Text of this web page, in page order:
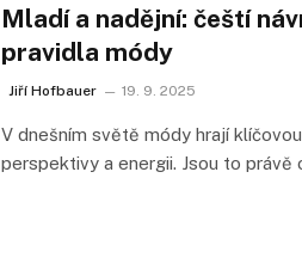
Mladí a nadějní: čeští
pravidla módy
Jiří Hofbauer 19. 9. 2025
V dnešním světě módy hrají
perspektivy a energii. Jsou to právě